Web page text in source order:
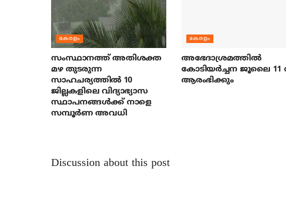
കേരളം
സംസ്ഥാനത്ത് അതിശക്ത
മഴ തുടരുന്ന
സാഹചര്യത്തിൽ 10
ജില്ലകളിലെ വിദ്യാഭ്യാസ
സ്ഥാപനങ്ങൾക്ക് നാളെ
സമ്പൂർണ അവധി
കേരളം
അഭേദാശ്രമത്തില്‍
കോടിയര്‍ച്ചന ജൂലൈ 11
ആരംഭിക്കും
Discussion about this post